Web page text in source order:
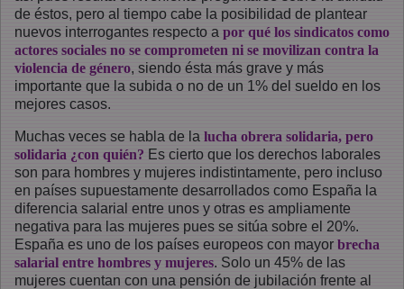
de éstos, pero al tiempo cabe la posibilidad de plantear
nuevos interrogantes respecto a por qué los sindicatos como
actores sociales no se comprometen ni se movilizan contra la
violencia de género, siendo ésta más grave y más
importante que la subida o no de un 1% del sueldo en los
mejores casos.
Muchas veces se habla de la lucha obrera solidaria, pero
solidaria ¿con quién? Es cierto que los derechos laborales
son para hombres y mujeres indistintamente, pero incluso
en países supuestamente desarrollados como España la
diferencia salarial entre unos y otras es ampliamente
negativa para las mujeres pues se sitúa sobre el 20%.
España es uno de los países europeos con mayor brecha
salarial entre hombres y mujeres. Solo un 45% de las
mujeres cuentan con una pensión de jubilación frente al